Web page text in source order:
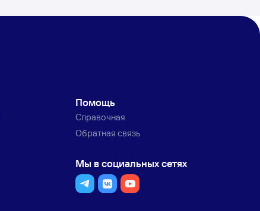
Помощь
Справочная
Обратная связь
Мы в социальных сетях